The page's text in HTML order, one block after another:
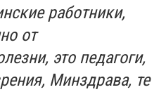
работники,
от
это педагоги,
Минздрава, те